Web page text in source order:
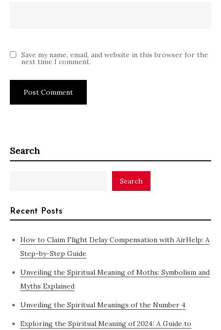
Save my name, email, and website in this browser for the
next time I comment.
Search
Search
Recent Posts
How to Claim Flight Delay Compensation with AirHelp: A
Step-by-Step Guide
Unveiling the Spiritual Meaning of Moths: Symbolism and
Myths Explained
Unveiling the Spiritual Meanings of the Number 4
Exploring the Spiritual Meaning of 2024: A Guide to